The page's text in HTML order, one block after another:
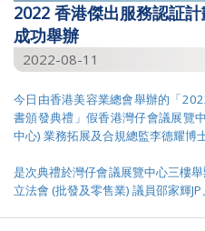
2022 香港傑出服務認証
成功舉辦
2022-08-11
今日由香港美容業總會舉辦的「
書頒發典禮」假香港灣仔會議展覽
中心) 業務拓展及合規總監李德耀博
是次典禮於灣仔會議展覽中心三樓
立法會 (批發及零售業) 議員邵家輝